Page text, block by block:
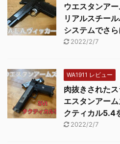
ウエスタンア
リアルスチー
システムでさ
2022/2/7
WA1911 レビュー
肉抜きされた
エスタンアー
クティカル5.4
2022/2/7